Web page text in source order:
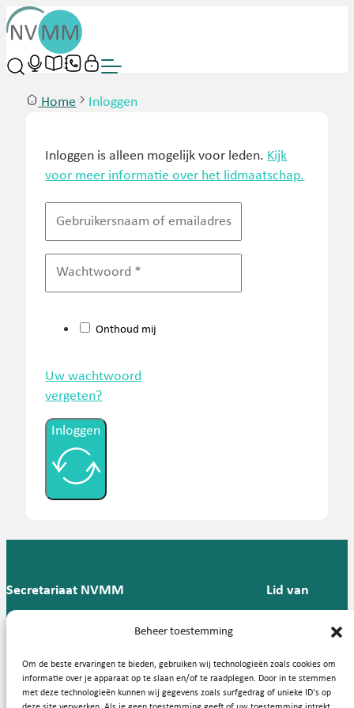
Beheer toestemming
Om de beste ervaringen te bieden, gebruiken wij technologieën zoals cookies om
informatie over je apparaat op te slaan en/of te raadplegen. Door in te stemmen
met deze technologieën kunnen wij gegevens zoals surfgedrag of unieke ID's op
Home Inloggen
Inloggen is alleen mogelijk voor leden. Kijk
voor meer informatie over het lidmaatschap.
Onthoud mij
Uw wachtwoord
vergeten?
Inloggen
Secretariaat NVMM
Groningen
T: 088 -
57
Lid van